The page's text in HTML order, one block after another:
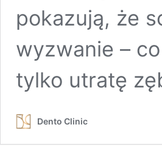
pokazują, że
wyzwanie –
tylko utratę
Dento Clinic